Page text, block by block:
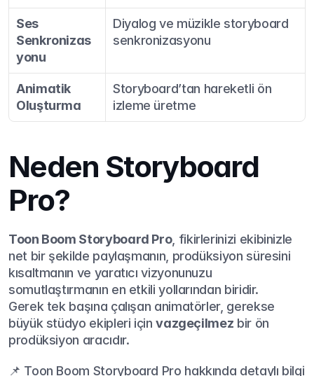
Ses
Senkronizas
yonu
Diyalog ve müzikle storyboard
senkronizasyonu
Animatik
Oluşturma
Storyboard’tan hareketli ön
izleme üretme
Neden Storyboard
Pro?
Toon Boom Storyboard Pro, fikirlerinizi ekibinizle
net bir şekilde paylaşmanın, prodüksiyon süresini
kısaltmanın ve yaratıcı vizyonunuzu
somutlaştırmanın en etkili yollarından biridir.
Gerek tek başına çalışan animatörler, gerekse
büyük stüdyo ekipleri için vazgeçilmez bir ön
prodüksiyon aracıdır.
📌 Toon Boom Storyboard Pro hakkında detaylı bilgi